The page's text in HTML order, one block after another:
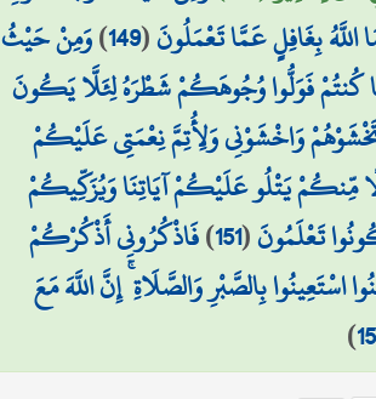
بِغَافِلٍ عَمَّا تَعْمَلُونَ(
149
)وَمِنْ حَيْثُ
فَوَلُّوا وُجُوهَكُمْ شَطْرَهُ لِئَلَّا يَكُونَ
وَاخْشَوْنِي وَلِأُتِمَّ نِعْمَتِي عَلَيْكُمْ
مِّنكُمْ يَتْلُو عَلَيْكُمْ آيَاتِنَا وَيُزَكِّيكُمْ
تَعْلَمُونَ(
151
)فَاذْكُرُونِي أَذْكُرْكُمْ
اسْتَعِينُوا بِالصَّبْرِ وَالصَّلَاةِ ۚ إِنَّ اللَّهَ مَعَ
)